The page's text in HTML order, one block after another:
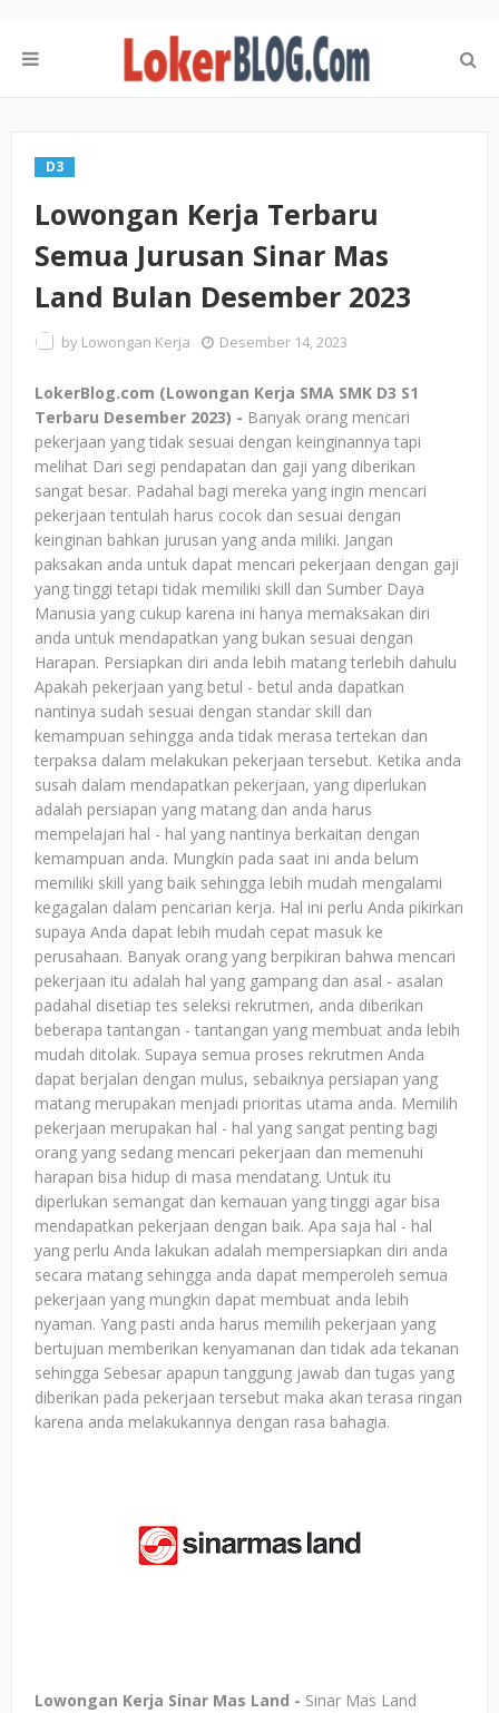
D3
Lowongan Kerja Terbaru
Semua Jurusan Sinar Mas
Land Bulan Desember 2023
by Lowongan Kerja Desember 14, 2023
LokerBlog.com (Lowongan Kerja SMA SMK D3 S1
Terbaru Desember 2023) - Banyak orang mencari
pekerjaan yang tidak sesuai dengan keinginannya tapi
melihat Dari segi pendapatan dan gaji yang diberikan
sangat besar. Padahal bagi mereka yang ingin mencari
pekerjaan tentulah harus cocok dan sesuai dengan
keinginan bahkan jurusan yang anda miliki. Jangan
paksakan anda untuk dapat mencari pekerjaan dengan gaji
yang tinggi tetapi tidak memiliki skill dan Sumber Daya
Manusia yang cukup karena ini hanya memaksakan diri
anda untuk mendapatkan yang bukan sesuai dengan
Harapan. Persiapkan diri anda lebih matang terlebih dahulu
Apakah pekerjaan yang betul - betul anda dapatkan
nantinya sudah sesuai dengan standar skill dan
kemampuan sehingga anda tidak merasa tertekan dan
terpaksa dalam melakukan pekerjaan tersebut. Ketika anda
susah dalam mendapatkan pekerjaan, yang diperlukan
adalah persiapan yang matang dan anda harus
mempelajari hal - hal yang nantinya berkaitan dengan
kemampuan anda. Mungkin pada saat ini anda belum
memiliki skill yang baik sehingga lebih mudah mengalami
kegagalan dalam pencarian kerja. Hal ini perlu Anda pikirkan
supaya Anda dapat lebih mudah cepat masuk ke
perusahaan. Banyak orang yang berpikiran bahwa mencari
pekerjaan itu adalah hal yang gampang dan asal - asalan
padahal disetiap tes seleksi rekrutmen, anda diberikan
beberapa tantangan - tantangan yang membuat anda lebih
mudah ditolak. Supaya semua proses rekrutmen Anda
dapat berjalan dengan mulus, sebaiknya persiapan yang
matang merupakan menjadi prioritas utama anda. Memilih
pekerjaan merupakan hal - hal yang sangat penting bagi
orang yang sedang mencari pekerjaan dan memenuhi
harapan bisa hidup di masa mendatang. Untuk itu
diperlukan semangat dan kemauan yang tinggi agar bisa
mendapatkan pekerjaan dengan baik. Apa saja hal - hal
yang perlu Anda lakukan adalah mempersiapkan diri anda
secara matang sehingga anda dapat memperoleh semua
pekerjaan yang mungkin dapat membuat anda lebih
nyaman. Yang pasti anda harus memilih pekerjaan yang
bertujuan memberikan kenyamanan dan tidak ada tekanan
sehingga Sebesar apapun tanggung jawab dan tugas yang
diberikan pada pekerjaan tersebut maka akan terasa ringan
karena anda melakukannya dengan rasa bahagia.
Lowongan Kerja Sinar Mas Land - Sinar Mas Land